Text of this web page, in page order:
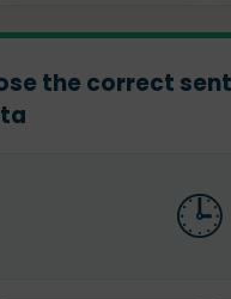
the correct
🕒